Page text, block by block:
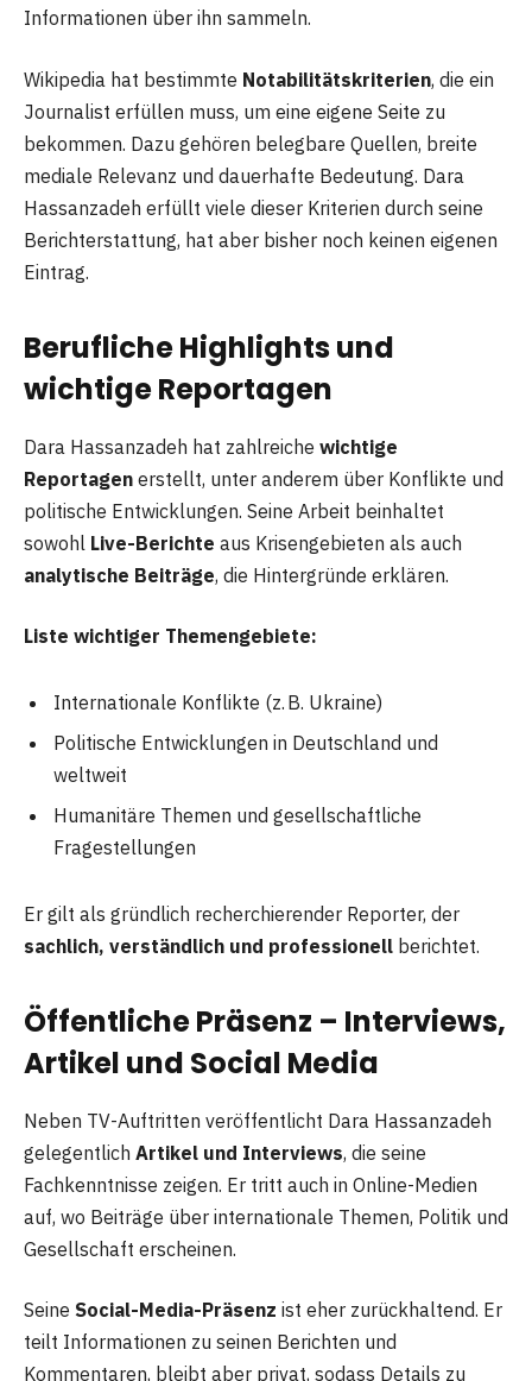
Informationen über ihn sammeln.
Wikipedia hat bestimmte Notabilitätskriterien, die ein
Journalist erfüllen muss, um eine eigene Seite zu
bekommen. Dazu gehören belegbare Quellen, breite
mediale Relevanz und dauerhafte Bedeutung. Dara
Hassanzadeh erfüllt viele dieser Kriterien durch seine
Berichterstattung, hat aber bisher noch keinen eigenen
Eintrag.
Berufliche Highlights und
wichtige Reportagen
Dara Hassanzadeh hat zahlreiche wichtige
Reportagen erstellt, unter anderem über Konflikte und
politische Entwicklungen. Seine Arbeit beinhaltet
sowohl Live-Berichte aus Krisengebieten als auch
analytische Beiträge, die Hintergründe erklären.
Liste wichtiger Themengebiete:
Internationale Konflikte (z. B. Ukraine)
Politische Entwicklungen in Deutschland und
weltweit
Humanitäre Themen und gesellschaftliche
Fragestellungen
Er gilt als gründlich recherchierender Reporter, der
sachlich, verständlich und professionell berichtet.
Öffentliche Präsenz – Interviews,
Artikel und Social Media
Neben TV-Auftritten veröffentlicht Dara Hassanzadeh
gelegentlich Artikel und Interviews, die seine
Fachkenntnisse zeigen. Er tritt auch in Online-Medien
auf, wo Beiträge über internationale Themen, Politik und
Gesellschaft erscheinen.
Seine Social-Media-Präsenz ist eher zurückhaltend. Er
teilt Informationen zu seinen Berichten und
Kommentaren, bleibt aber privat, sodass Details zu